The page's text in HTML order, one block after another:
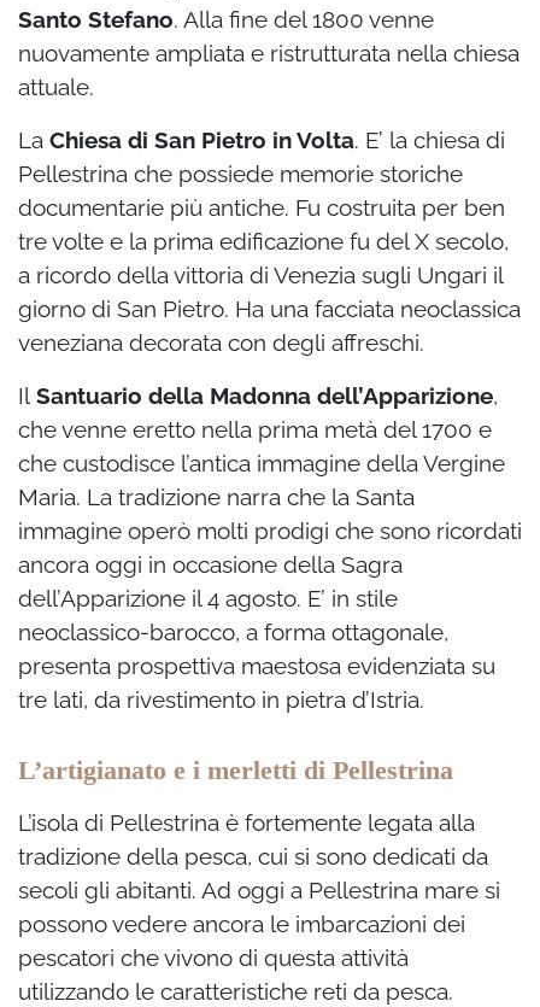
Santo Stefano. Alla fine del 1800 venne
nuovamente ampliata e ristrutturata nella chiesa
attuale.
La Chiesa di San Pietro in Volta. E’ la chiesa di
Pellestrina che possiede memorie storiche
documentarie più antiche. Fu costruita per ben
tre volte e la prima edificazione fu del X secolo,
a ricordo della vittoria di Venezia sugli Ungari il
giorno di San Pietro. Ha una facciata neoclassica
veneziana decorata con degli affreschi.
Il Santuario della Madonna dell’Apparizione,
che venne eretto nella prima metà del 1700 e
che custodisce l’antica immagine della Vergine
Maria. La tradizione narra che la Santa
immagine operò molti prodigi che sono ricordati
ancora oggi in occasione della Sagra
dell’Apparizione il 4 agosto. E’ in stile
neoclassico-barocco, a forma ottagonale,
presenta prospettiva maestosa evidenziata su
tre lati, da rivestimento in pietra d’Istria.
L’artigianato e i merletti di Pellestrina
L’isola di Pellestrina è fortemente legata alla
tradizione della pesca, cui si sono dedicati da
secoli gli abitanti. Ad oggi a Pellestrina mare si
possono vedere ancora le imbarcazioni dei
pescatori che vivono di questa attività
utilizzando le caratteristiche reti da pesca.